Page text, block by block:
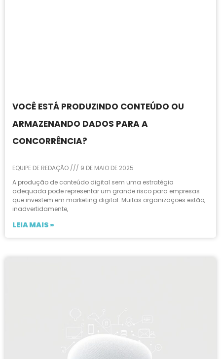
VOCÊ ESTÁ PRODUZINDO CONTEÚDO OU
ARMAZENANDO DADOS PARA A
CONCORRÊNCIA?
EQUIPE DE REDAÇÃO
9 DE MAIO DE 2025
A produção de conteúdo digital sem uma estratégia
adequada pode representar um grande risco para empresas
que investem em marketing digital. Muitas organizações estão,
inadvertidamente,
LEIA MAIS »